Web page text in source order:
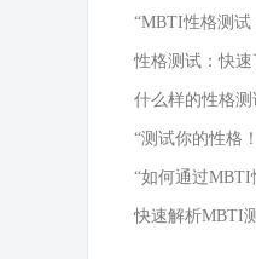
“MBTI性格测试
性格测试：快速
什么样的性格
“测试你的性格
“如何通过MBTI
快速解析MBTI